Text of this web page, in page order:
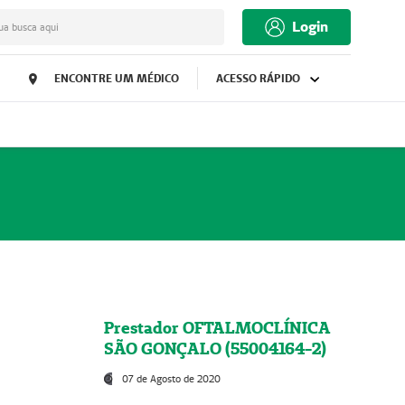
busca aqui Login
ENCONTRE UM MÉDICO ACESSO RÁPIDO
Prestador OFTALMOCLÍNICA
SÃO GONÇALO (55004164-2)
07 de Agosto de 2020